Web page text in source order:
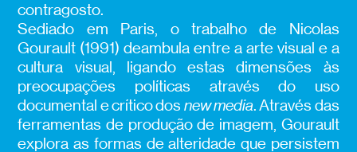
contragosto.
Sediado em Paris, o trabalho de Nicolas
Gourault (1991) deambula entre a arte visual e a
cultura visual, ligando estas dimensões às
preocupações políticas através do uso
documental e crítico dos new media. Através das
ferramentas de produção de imagem, Gourault
explora as formas de alteridade que persistem